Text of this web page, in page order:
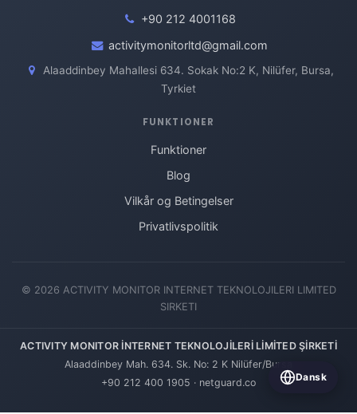
+90 212 4001168
activitymonitorltd@gmail.com
Alaaddinbey Mahallesi 634. Sokak No:2 K, Nilüfer, Bursa,
Tyrkiet
FUNKTIONER
Funktioner
Blog
Vilkår og Betingelser
Privatlivspolitik
© 2026 ACTIVITY MONITOR INTERNET TEKNOLOJILERI LIMITED
SIRKETI
ACTIVITY MONITOR İNTERNET TEKNOLOJİLERİ LİMİTED ŞİRKETİ
Alaaddinbey Mah. 634. Sk. No: 2 K Nilüfer/Bursa
+90 212 400 1905 · netguard.co Dansk